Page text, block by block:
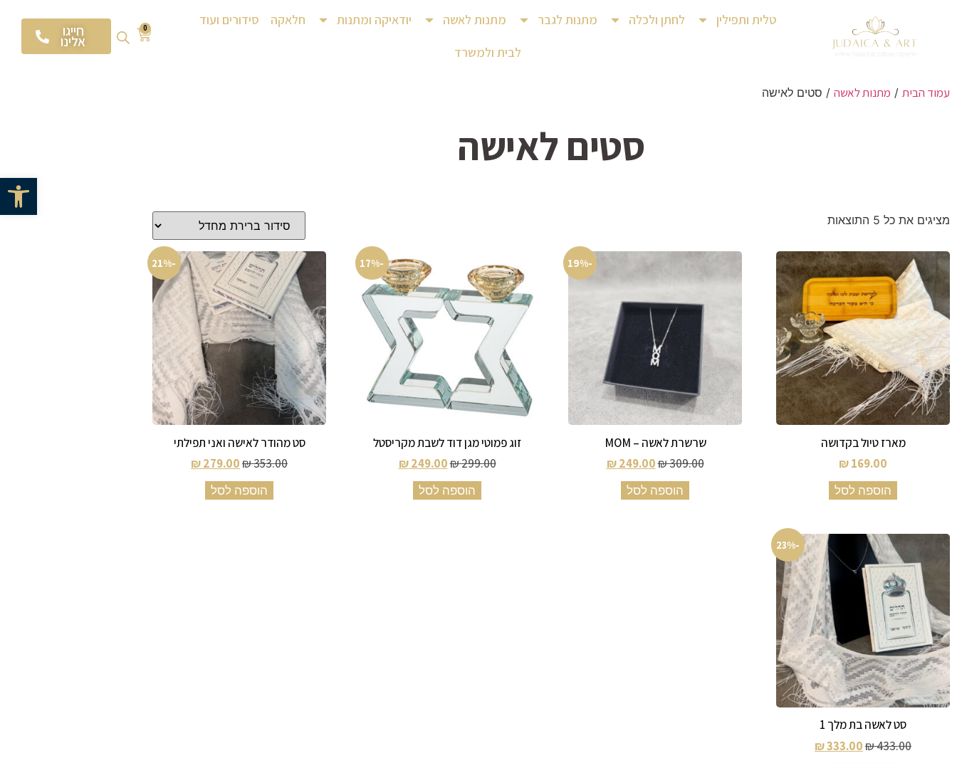
פתח
טלית ותפילין לחתן ולכלה מתנות לגבר מתנות לאשה יודאיקה ומתנות חלאקה
סידורים ועוד
לבית ולמשרד
0 חייגו
אלינו
עמוד הבית / מתנות לאשה / סטים לאישה
סטים לאישה
מציגים את כל ⁦5⁩ התוצאות
מארז טיול בקדושה
₪169.00
הוספה לסל
-19%
שרשרת לאשה – MOM
₪309.00
₪249.00
הוספה לסל
-17%
זוג פמוטי מגן דוד לשבת מקריסטל
₪299.00
₪249.00
הוספה לסל
-21%
סט מהודר לאישה ואני תפילתי
₪353.00
₪279.00
הוספה לסל
-23%
סט לאשה בת מלך 1
₪433.00
₪333.00